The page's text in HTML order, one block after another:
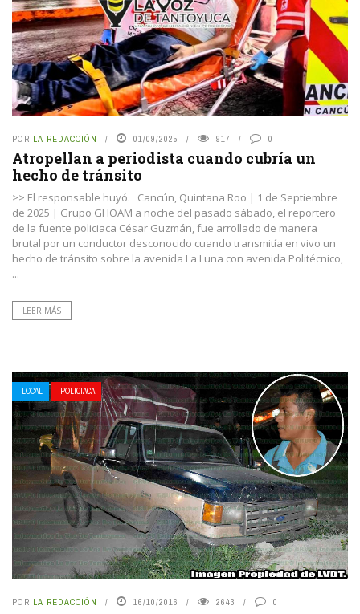
POR LA REDACCIÓN 01/09/2025 917 0
Atropellan a periodista cuando cubría un
hecho de tránsito
>> El responsable huyó. Cancún, Quintana Roo | 1 de Septiembre
de 2025 | Grupo GHOAM a noche del pasado sábado, el reportero
de la fuente policiaca César Guzmán, fue arrollado de manera
brutal por un conductor desconocido cuando transmitía en vivo un
hecho de tránsito sobre la avenida La Luna con avenida Politécnico,
...
LEER MÁS
LOCAL POLICIACA
POR LA REDACCIÓN 16/10/2016 2643 0